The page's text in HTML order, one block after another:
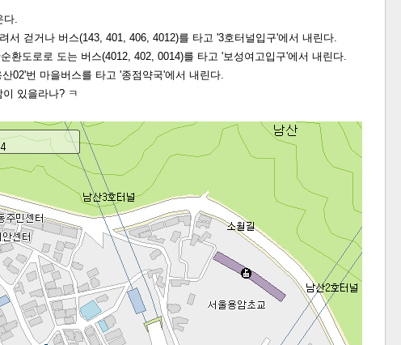
.
서 걷거나 버스(143, 401, 406, 4012)를 타고 '3호터널입구'에서 내린다.
환도로로 도는 버스(4012, 402, 0014)를 타고 '보성여고입구'에서 내린다.
02'번 마을버스를 타고 '종점약국'에서 내린다.
있을라나? ㅋ